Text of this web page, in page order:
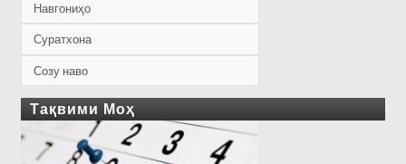
Навгониҳо
Суратхона
Созу наво
Тақвими Моҳ